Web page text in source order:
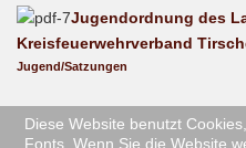
Jugendordnung des
Kreisfeuerwehrverband
Jugend/Satzungen
Diese Website benutzt
Fonts. Wenn Sie die Website